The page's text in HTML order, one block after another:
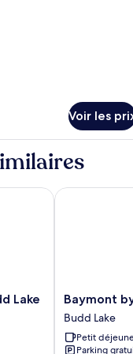
Voir les
Lake
Baymont
by
Wyndham
Budd
Baymont
Budd Lake
Petit
Parking
Baymont by